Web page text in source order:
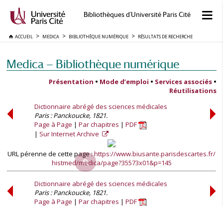
Bibliothèques d'Université Paris Cité
ACCUEIL MEDICA BIBLIOTHÈQUE NUMÉRIQUE RÉSULTATS DE RECHERCHE
Medica — Bibliothèque numérique
Présentation • Mode d’emploi • Services associés •
Réutilisations
Dictionnaire abrégé des sciences médicales
Paris : Panckoucke, 1821.
Page à Page
Par chapitres
PDF
Sur Internet Archive
URL pérenne de cette page :https://www.biusante.parisdescartes.fr/
histmed/medica/page?35573x01&p=145
Dictionnaire abrégé des sciences médicales
Paris : Panckoucke, 1821.
Page à Page
Par chapitres
PDF